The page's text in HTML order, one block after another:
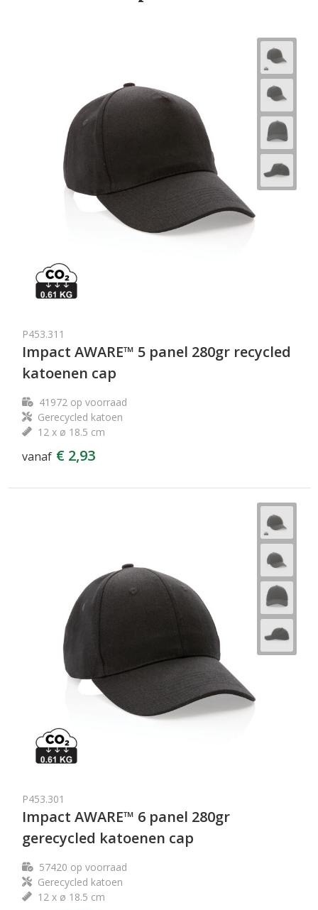
P453.311
Impact AWARE™ 5 panel 280gr recycled
katoenen cap
41972op voorraad
Gerecycled katoen
12 x ø 18.5 cm
vanaf € 2,93
P453.301
Impact AWARE™ 6 panel 280gr
gerecycled katoenen cap
57420 op voorraad
Gerecycled katoen
12 x ø 18.5 cm